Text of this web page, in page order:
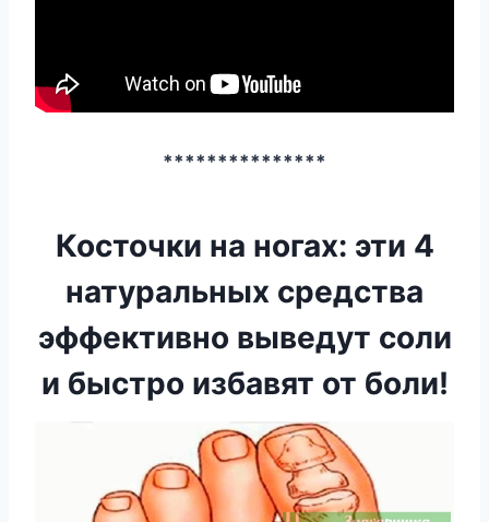
***************
Косточки на ногах: эти 4
натуральных средства
эффективно выведут соли
и быстро избавят от боли!